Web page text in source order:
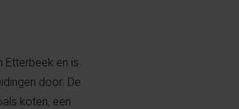
Etterbeek en is
door. De
koten, een